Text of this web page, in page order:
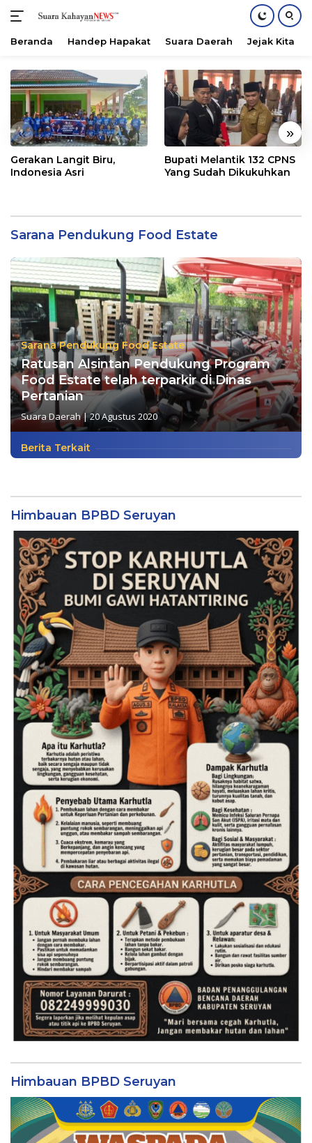
konten
Beranda Handep Hapakat Suara Daerah Jejak Kita
« »
Gerakan Langit Biru,
Indonesia Asri
Bupati Melantik 132 CPNS
Yang Sudah Dikukuhkan
Sarana Pendukung Food Estate
Sarana Pendukung Food Estate
Ratusan Alsintan Pendukung Program
Food Estate telah terparkir di Dinas
Pertanian
Suara Daerah|20 Agustus 2020
Berita Terkait
Himbauan BPBD Seruyan
Himbauan BPBD Seruyan